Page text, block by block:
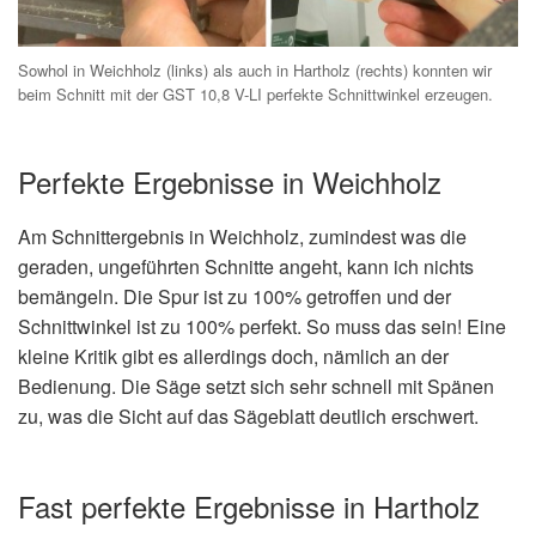
Sowhol in Weichholz (links) als auch in Hartholz (rechts) konnten wir
beim Schnitt mit der GST 10,8 V-LI perfekte Schnittwinkel erzeugen.
Perfekte Ergebnisse in Weichholz
Am Schnittergebnis in Weichholz, zumindest was die
geraden, ungeführten Schnitte angeht, kann ich nichts
bemängeln. Die Spur ist zu 100% getroffen und der
Schnittwinkel ist zu 100% perfekt. So muss das sein! Eine
kleine Kritik gibt es allerdings doch, nämlich an der
Bedienung. Die Säge setzt sich sehr schnell mit Spänen
zu, was die Sicht auf das Sägeblatt deutlich erschwert.
Fast perfekte Ergebnisse in Hartholz